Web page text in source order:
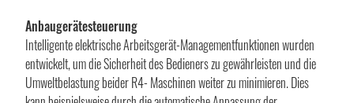
Anbaugerätesteuerung
Intelligente elektrische Arbeitsgerät-Managementfunktionen wurden
entwickelt, um die Sicherheit des Bedieners zu gewährleisten und die
Umweltbelastung beider R4- Maschinen weiter zu minimieren. Dies